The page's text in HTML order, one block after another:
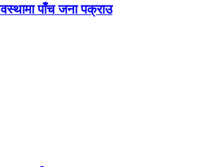
पाँच जना पक्राउ